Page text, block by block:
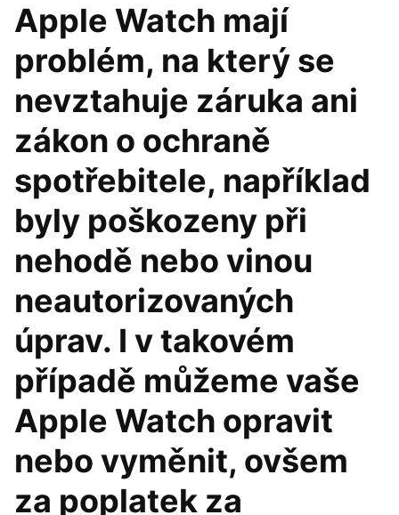
Apple Watch mají
problém, na který se
nevztahuje záruka ani
zákon o ochraně
spotřebitele, například
byly poškozeny při
nehodě nebo vinou
neautorizovaných
úprav. I v takovém
případě můžeme vaše
Apple Watch opravit
nebo vyměnit, ovšem
za poplatek za